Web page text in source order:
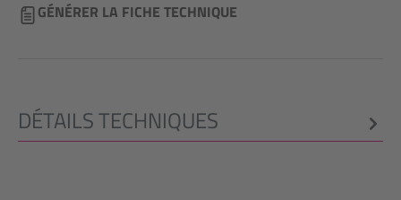
GÉNÉRER LA FICHE TECHNIQUE
DÉTAILS TECHNIQUES